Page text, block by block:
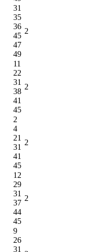
31
35
36
45
47
49
2
11
22
31
38
41
45
2
2
4
21
31
41
45
2
12
29
31
37
44
45
2
9
26
31